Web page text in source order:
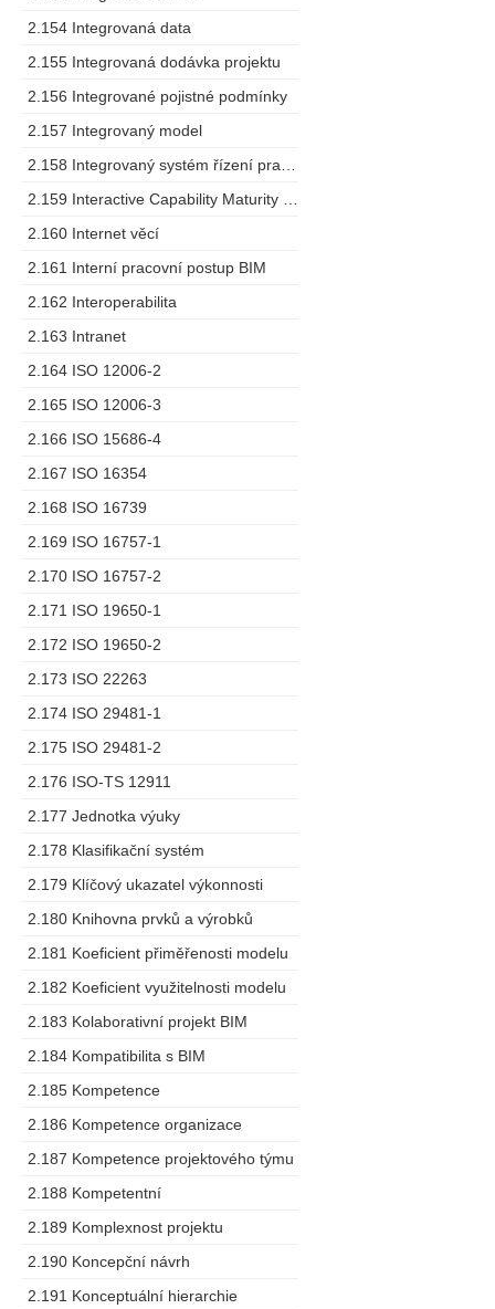
2.154 Integrovaná data
2.155 Integrovaná dodávka projektu
2.156 Integrované pojistné podmínky
2.157 Integrovaný model
2.160 Internet věcí
2.161 Interní pracovní postup BIM
2.162 Interoperabilita
2.163 Intranet
2.164 ISO 12006-2
2.165 ISO 12006-3
2.166 ISO 15686-4
2.167 ISO 16354
2.168 ISO 16739
2.169 ISO 16757-1
2.170 ISO 16757-2
2.171 ISO 19650-1
2.172 ISO 19650-2
2.173 ISO 22263
2.174 ISO 29481-1
2.175 ISO 29481-2
2.176 ISO-TS 12911
2.177 Jednotka výuky
2.178 Klasifikační systém
2.179 Klíčový ukazatel výkonnosti
2.180 Knihovna prvků a výrobků
2.181 Koeficient přiměřenosti modelu
2.182 Koeficient využitelnosti modelu
2.183 Kolaborativní projekt BIM
2.184 Kompatibilita s BIM
2.185 Kompetence
2.186 Kompetence organizace
2.187 Kompetence projektového týmu
2.188 Kompetentní
2.189 Komplexnost projektu
2.190 Koncepční návrh
2.191 Konceptuální hierarchie